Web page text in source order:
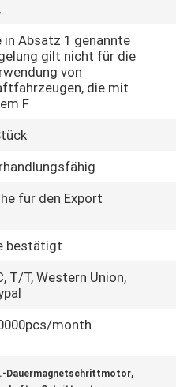
in Absatz 1 genannte
gilt nicht für die
von
die mit
F
für den Export
bestätigt
T/T, Western Union,
month
Dauermagnetschrittmotor,